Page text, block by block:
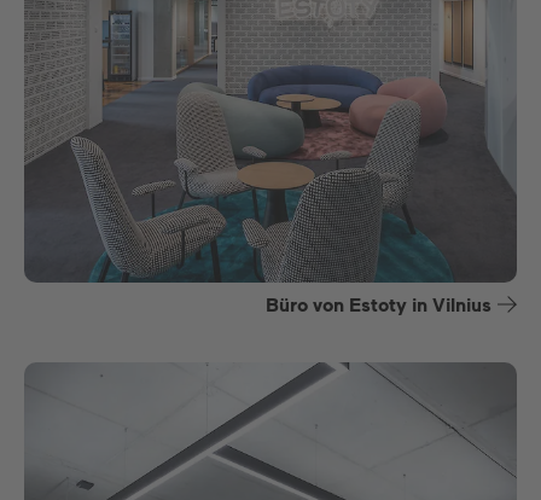
Büro von Estoty in Vilnius